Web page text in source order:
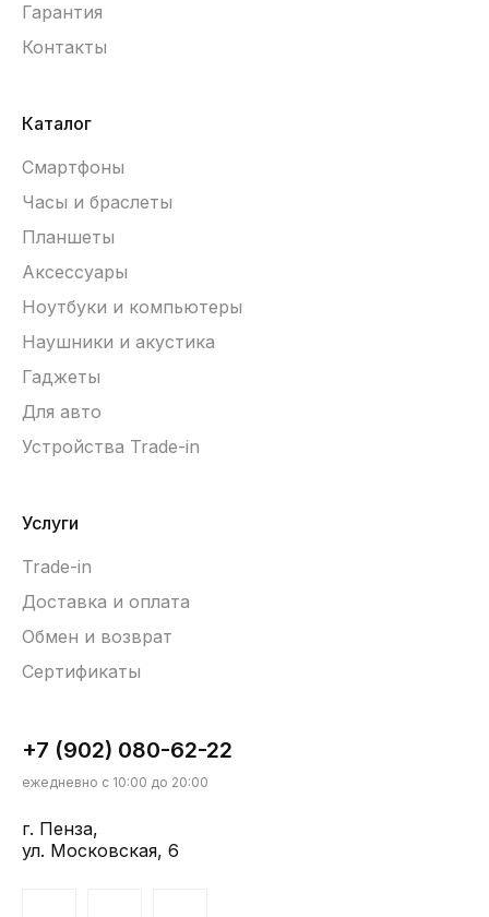
Гарантия
Контакты
Каталог
Смартфоны
Часы и браслеты
Планшеты
Аксессуары
Ноутбуки и компьютеры
Наушники и акустика
Гаджеты
Для авто
Устройства Trade-in
Услуги
Trade-in
Доставка и оплата
Обмен и возврат
Сертификаты
+7 (902) 080-62-22
ежедневно с 10:00 до 20:00
г. Пенза,
ул. Московская, 6